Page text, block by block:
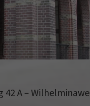
42 A –